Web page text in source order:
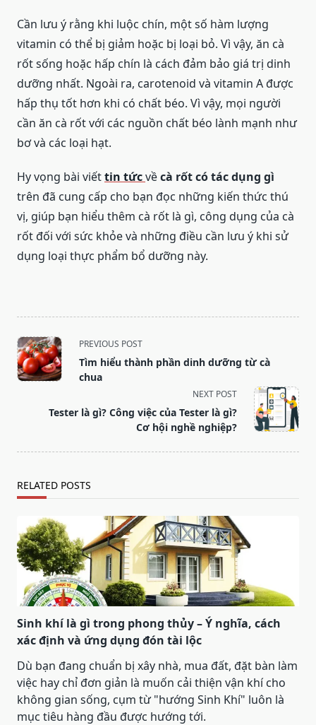
Cần lưu ý rằng khi luộc chín, một số hàm lượng
vitamin có thể bị giảm hoặc bị loại bỏ. Vì vậy, ăn cà
rốt sống hoặc hấp chín là cách đảm bảo giá trị dinh
dưỡng nhất. Ngoài ra, carotenoid và vitamin A được
hấp thụ tốt hơn khi có chất béo. Vì vậy, mọi người
cần ăn cà rốt với các nguồn chất béo lành mạnh như
bơ và các loại hạt.
Hy vọng bài viếttin tứcvềcà rốt có tác dụng gì
trên đã cung cấp cho bạn đọc những kiến ​​thức thú
vị, giúp bạn hiểu thêm cà rốt là gì, công dụng của cà
rốt đối với sức khỏe và những điều cần lưu ý khi sử
dụng loại thực phẩm bổ dưỡng này.
<span
class="nav-
subtitle
reader-
PREVIOUS POST
Tìm hiểu thành phần dinh dưỡng từ cà
chua
NEXT POST
Tester là gì? Công việc của Tester là gì?
Cơ hội nghề nghiệp?
RELATED POSTS
Sinh khí là gì trong phong thủy – Ý nghĩa, cách
xác định và ứng dụng đón tài lộc
Dù bạn đang chuẩn bị xây nhà, mua đất, đặt bàn làm
việc hay chỉ đơn giản là muốn cải thiện vận khí cho
không gian sống, cụm từ "hướng Sinh Khí" luôn là
mục tiêu hàng đầu được hướng tới.